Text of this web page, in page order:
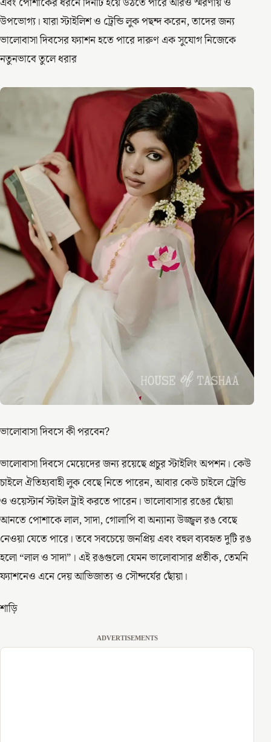
উপভোগ্য। যারা স্টাইলিশ ও ট্রেন্ডি লুক পছন্দ করেন, তাদের জন্য
ভালোবাসা দিবসের ফ্যাশন হতে পারে দারুণ এক সুযোগ নিজেকে
নতুনভাবে তুলে ধরার
ভালোবাসা দিবসে কী পরবেন?
ভালোবাসা দিবসে মেয়েদের জন্য রয়েছে প্রচুর স্টাইলিং অপশন। কেউ
চাইলে ঐতিহ্যবাহী লুক বেছে নিতে পারেন, আবার কেউ চাইলে ট্রেন্ডি
ও ওয়েস্টার্ন স্টাইল ট্রাই করতে পারেন। ভালোবাসার রঙের ছোঁয়া
আনতে পোশাকে লাল, সাদা, গোলাপি বা অন্যান্য উজ্জ্বল রঙ বেছে
নেওয়া যেতে পারে। তবে সবচেয়ে জনপ্রিয় এবং বহুল ব্যবহৃত দুটি রঙ
হলো “লাল ও সাদা”। এই রঙগুলো যেমন ভালোবাসার প্রতীক, তেমনি
ফ্যাশনেও এনে দেয় আভিজাত্য ও সৌন্দর্যের ছোঁয়া।
শাড়ি
ADVERTISEMENTS